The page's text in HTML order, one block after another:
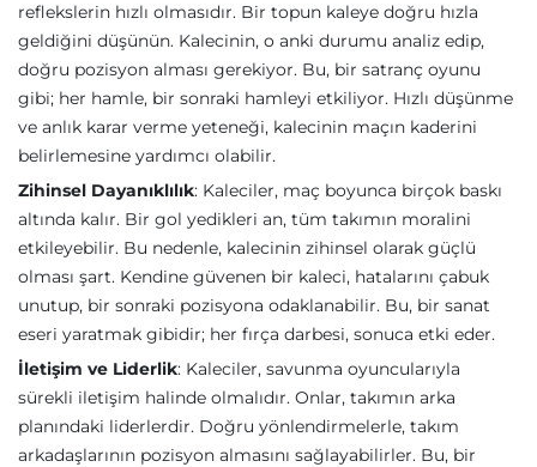
reflekslerin hızlı olmasıdır. Bir topun kaleye doğru hızla
geldiğini düşünün. Kalecinin, o anki durumu analiz edip,
doğru pozisyon alması gerekiyor. Bu, bir satranç oyunu
gibi; her hamle, bir sonraki hamleyi etkiliyor. Hızlı düşünme
ve anlık karar verme yeteneği, kalecinin maçın kaderini
belirlemesine yardımcı olabilir.
Zihinsel Dayanıklılık: Kaleciler, maç boyunca birçok baskı
altında kalır. Bir gol yedikleri an, tüm takımın moralini
etkileyebilir. Bu nedenle, kalecinin zihinsel olarak güçlü
olması şart. Kendine güvenen bir kaleci, hatalarını çabuk
unutup, bir sonraki pozisyona odaklanabilir. Bu, bir sanat
eseri yaratmak gibidir; her fırça darbesi, sonuca etki eder.
İletişim ve Liderlik: Kaleciler, savunma oyuncularıyla
sürekli iletişim halinde olmalıdır. Onlar, takımın arka
planındaki liderlerdir. Doğru yönlendirmelerle, takım
arkadaşlarının pozisyon almasını sağlayabilirler. Bu, bir